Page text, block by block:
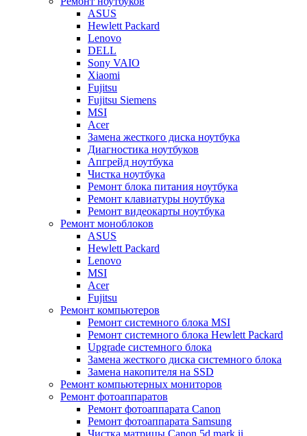
ASUS
Hewlett Packard
Lenovo
DELL
Sony VAIO
Xiaomi
Fujitsu
Fujitsu Siemens
MSI
Acer
Замена жесткого диска ноутбука
Диагностика ноутбуков
Апгрейд ноутбука
Чистка ноутбука
Ремонт блока питания ноутбука
Ремонт клавиатуры ноутбука
Ремонт видеокарты ноутбука
Ремонт моноблоков
ASUS
Hewlett Packard
Lenovo
MSI
Acer
Fujitsu
Ремонт компьютеров
Ремонт системного блока MSI
Ремонт системного блока Hewlett Packard
Upgrade системного блока
Замена жесткого диска системного блока
Замена накопителя на SSD
Ремонт компьютерных мониторов
Ремонт фотоаппаратов
Ремонт фотоаппарата Canon
Ремонт фотоаппарата Samsung
Чистка матрицы Canon 5d mark ii